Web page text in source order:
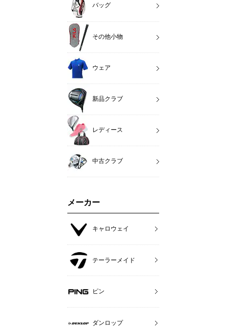
バッグ
その他小物
ウェア
新品クラブ
レディース
中古クラブ
メーカー
キャロウェイ
テーラーメイド
ピン
ダンロップ